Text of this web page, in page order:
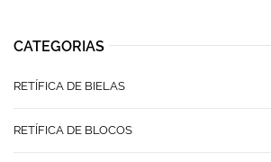
CATEGORIAS
RETÍFICA DE BIELAS
RETÍFICA DE BLOCOS